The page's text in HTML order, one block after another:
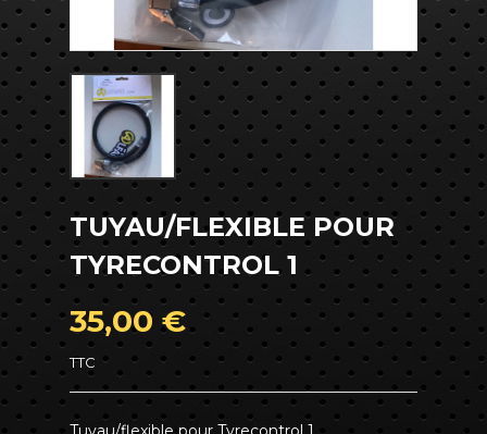
TUYAU/FLEXIBLE POUR
TYRECONTROL 1
35,00 €
TTC